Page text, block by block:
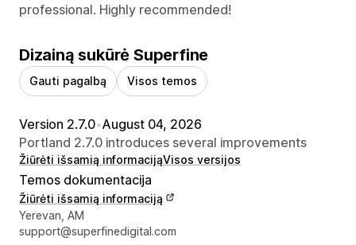
professional. Highly recommended!
Dizainą sukūrė Superfine
Gauti pagalbą Visos temos
Version 2.7.0•August 04, 2026
Portland 2.7.0 introduces several improvements
Žiūrėti išsamią informacijąVisos versijos
Temos dokumentacija
Žiūrėti išsamią informaciją
Kūrėjo kontaktiniai duomenys
Yerevan, AM
support@superfinedigital.com